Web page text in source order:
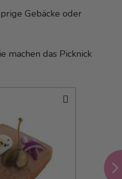
Gebäcke oder
machen das Picknick